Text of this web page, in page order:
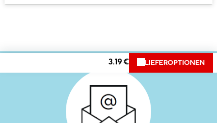
3.19 € LIEFEROPTIONEN